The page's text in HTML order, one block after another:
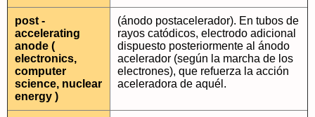
post -
accelerating
anode (
electronics,
computer
science, nuclear
energy )
(ánodo postacelerador). En tubos de
rayos catódicos, electrodo adicional
dispuesto posteriormente al ánodo
acelerador (según la marcha de los
electrones), que refuerza la acción
aceleradora de aquél.